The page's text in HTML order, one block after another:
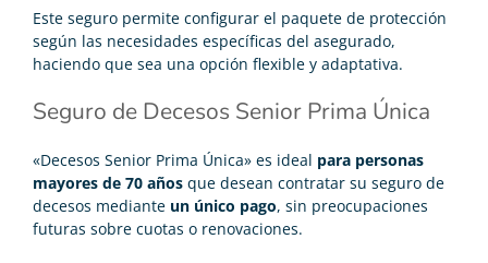
Este seguro permite configurar el paquete de protección
según las necesidades específicas del asegurado,
haciendo que sea una opción flexible y adaptativa.
Seguro de Decesos Senior Prima Única
«Decesos Senior Prima Única» es ideal para personas
mayores de 70 años que desean contratar su seguro de
decesos mediante un único pago, sin preocupaciones
futuras sobre cuotas o renovaciones.